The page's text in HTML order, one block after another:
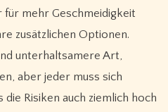
für mehr Geschmeidigkeit
zusätzlichen Optionen.
unterhaltsamere Art,
aber jeder muss sich
Risiken auch ziemlich hoch